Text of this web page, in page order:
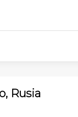
Rusia